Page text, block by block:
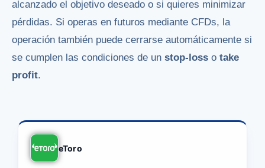
alcanzado el objetivo deseado o si quieres minimizar
pérdidas. Si operas en futuros mediante CFDs, la
operación también puede cerrarse automáticamente si
se cumplen las condiciones de un stop-loss o take
profit.
eToro